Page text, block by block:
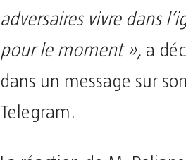
adversaires vivre dans
pour le moment », a
dans un message sur
Telegram.